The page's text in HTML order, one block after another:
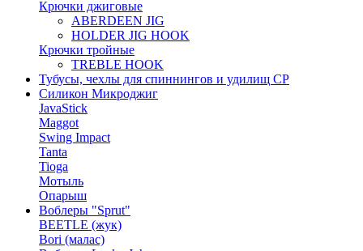
Крючки джиговые
ABERDEEN JIG
HOLDER JIG HOOK
Крючки тройные
TREBLE HOOK
Тубусы, чехлы для спиннингов и удилищ СР
Силикон Микроджиг
JavaStick
Maggot
Swing Impact
Tanta
Tioga
Мотыль
Опарыш
Воблеры "Sprut"
BEETLE (жук)
Bori (малас)